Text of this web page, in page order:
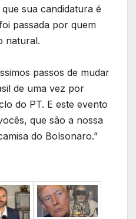
sua candidatura é
passada por quem
natural.
passos de mudar
de uma vez por
do PT. E este evento
que são a nossa
do Bolsonaro.”